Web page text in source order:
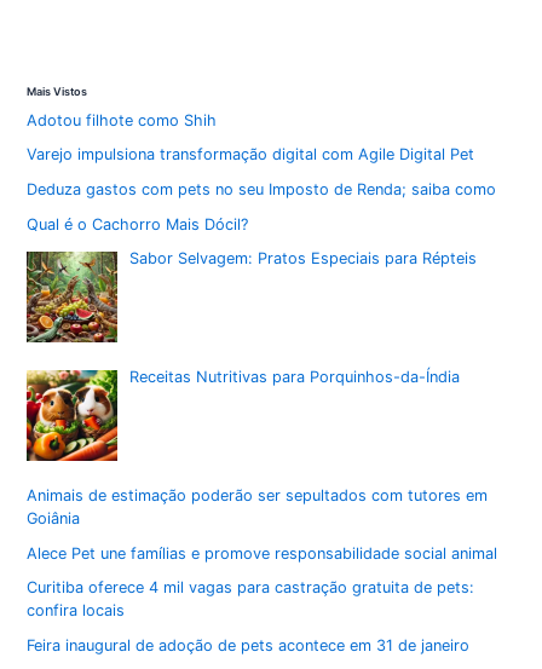
Mais Vistos
Adotou filhote como Shih
Varejo impulsiona transformação digital com Agile Digital Pet
Deduza gastos com pets no seu Imposto de Renda; saiba como
Qual é o Cachorro Mais Dócil?
Sabor Selvagem: Pratos Especiais para Répteis
Receitas Nutritivas para Porquinhos-da-Índia
Animais de estimação poderão ser sepultados com tutores em
Goiânia
Alece Pet une famílias e promove responsabilidade social animal
Curitiba oferece 4 mil vagas para castração gratuita de pets:
confira locais
Feira inaugural de adoção de pets acontece em 31 de janeiro